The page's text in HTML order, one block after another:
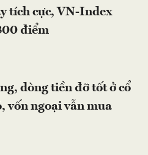
tích cực, VN-Index
điểm
dòng tiền đỡ tốt ở cổ
vốn ngoại vẫn mua